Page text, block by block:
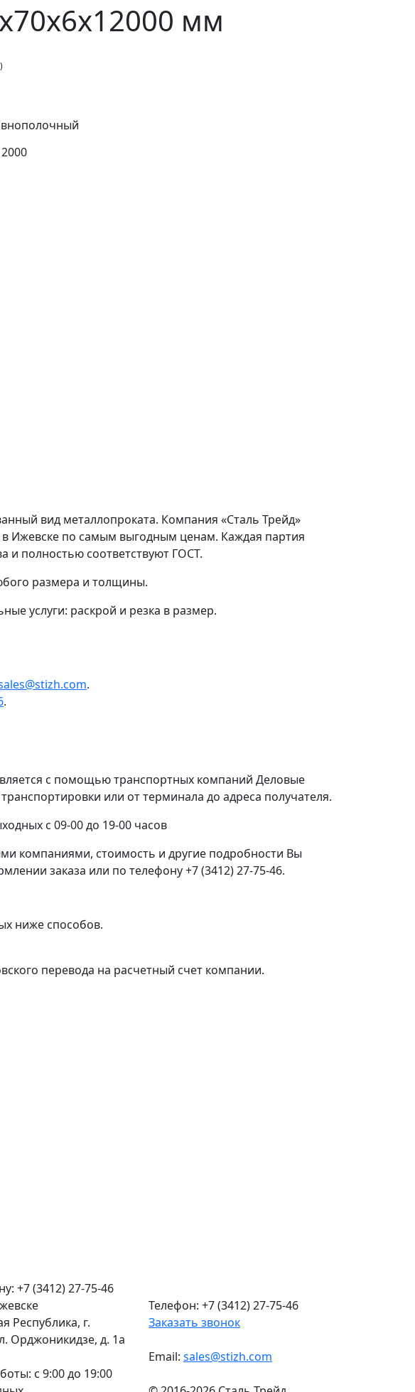
мм
вид металлопроката. Компания «Сталь Трейд»
в Ижевске по самым выгодным ценам. Каждая партия
и полностью соответствуют ГОСТ.
размера и толщины.
услуги: раскрой и резка в размер.
.
.
с помощью транспортных компаний Деловые
или от терминала до адреса получателя.
с 09-00 до 19-00 часов
компаниями, стоимость и другие подробности Вы
заказа или по телефону +7 (3412) 27-75-46.
ниже способов.
перевода на расчетный счет компании.
+7 (3412) 27-75-46
Республика, г.
Орджоникидзе, д. 1а
c 9:00 до 19:00
Телефон: +7 (3412) 27-75-46
Заказать звонок
Email: sales@stizh.com